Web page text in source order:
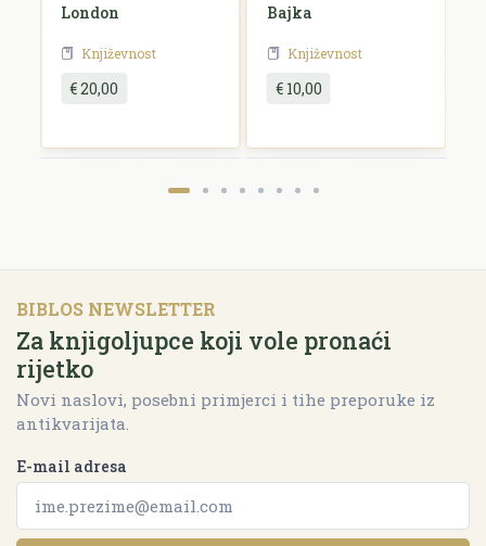
London
Književnost
€ 20,00
Bajka
Književnost
€ 10,00
BIBLOS NEWSLETTER
Za knjigoljupce koji vole pronaći
rijetko
Novi naslovi, posebni primjerci i tihe preporuke iz
antikvarijata.
E-mail adresa